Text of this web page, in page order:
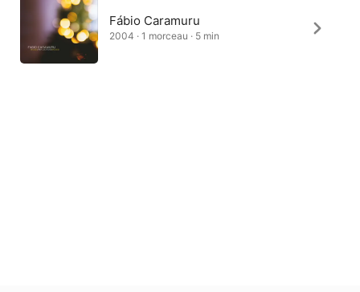
Fábio Caramuru
2004 · 1 morceau · 5 min